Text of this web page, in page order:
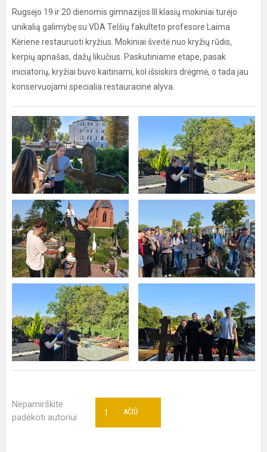
Rugsėjo 19 ir 20 dienomis gimnazijos III klasių mokiniai turėjo
unikalią galimybę su VDA Telšių fakulteto profesore Laima
Kėriene restauruoti kryžius. Mokiniai šveitė nuo kryžių rūdis,
kerpių apnašas, dažų likučius. Paskutiniame etape, pasak
iniciatorių, kryžiai buvo kaitinami, kol išsiskirs drėgmė, o tada jau
konservuojami specialia restauracine alyva.
Nepamirškite
padėkoti autoriui
AČIŪ
1